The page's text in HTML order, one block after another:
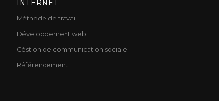
INTERNET
Méthode de travail
Développement web
Géstion de communication sociale
Référencement